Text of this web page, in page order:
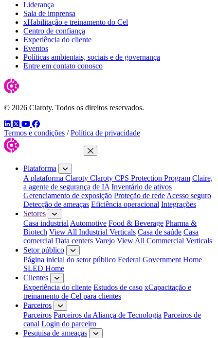
Liderança
Sala de imprensa
xHabilitação e treinamento do Cel
Centro de confiança
Experiência do cliente
Eventos
Políticas ambientais, sociais e de governança
Entre em contato conosco
© 2026 Claroty. Todos os direitos reservados.
LinkedIn
TwitterYouTube
Facebook
Termos e condições / Política de privacidade
Fechar menu
Plataforma
A plataforma Claroty Claroty CPS Protection Program Claire,
a agente de segurança de IA Inventário de ativos
Gerenciamento de exposição Proteção de rede Acesso seguro
Detecção de ameaças Eficiência operacional Integrações
Setores
Casa industrial Automotive Food & Beverage Pharma &
Biotech View All Industrial Verticals Casa de saúde Casa
comercial Data centers Varejo View All Commercial Verticals
Setor público
Página inicial do setor público Federal Government Home
SLED Home
Clientes
Experiência do cliente Estudos de caso xCapacitação e
treinamento de Cel para clientes
Parceiros
Parceiros Parceiros da Aliança de Tecnologia Parceiros de
canal Login do parceiro
Pesquisa de ameaças